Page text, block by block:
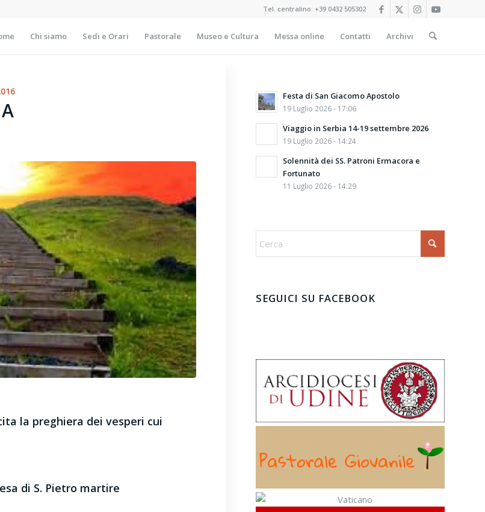
Tel. centralino: +39 0432 505302
Chi siamo Sedi e Orari Pastorale Museo e Cultura Messa online Contatti Archivi
la preghiera dei vesperi cui
di S. Pietro martire
Festa di San Giacomo Apostolo
19 Luglio 2026 - 17:06
Viaggio in Serbia 14-19 settembre 2026
19 Luglio 2026 - 14:24
Solennità dei SS. Patroni Ermacora e
Fortunato
11 Luglio 2026 - 14:29
SEGUICI SU FACEBOOK